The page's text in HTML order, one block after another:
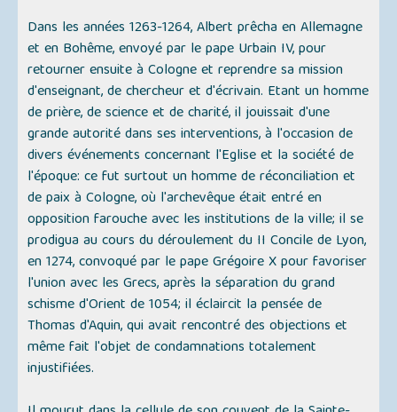
Dans les années 1263-1264, Albert prêcha en Allemagne
et en Bohême, envoyé par le pape Urbain IV, pour
retourner ensuite à Cologne et reprendre sa mission
d'enseignant, de chercheur et d'écrivain. Etant un homme
de prière, de science et de charité, il jouissait d'une
grande autorité dans ses interventions, à l'occasion de
divers événements concernant l'Eglise et la société de
l'époque: ce fut surtout un homme de réconciliation et
de paix à Cologne, où l'archevêque était entré en
opposition farouche avec les institutions de la ville; il se
prodigua au cours du déroulement du II Concile de Lyon,
en 1274, convoqué par le pape Grégoire X pour favoriser
l'union avec les Grecs, après la séparation du grand
schisme d'Orient de 1054; il éclaircit la pensée de
Thomas d'Aquin, qui avait rencontré des objections et
même fait l'objet de condamnations totalement
injustifiées.